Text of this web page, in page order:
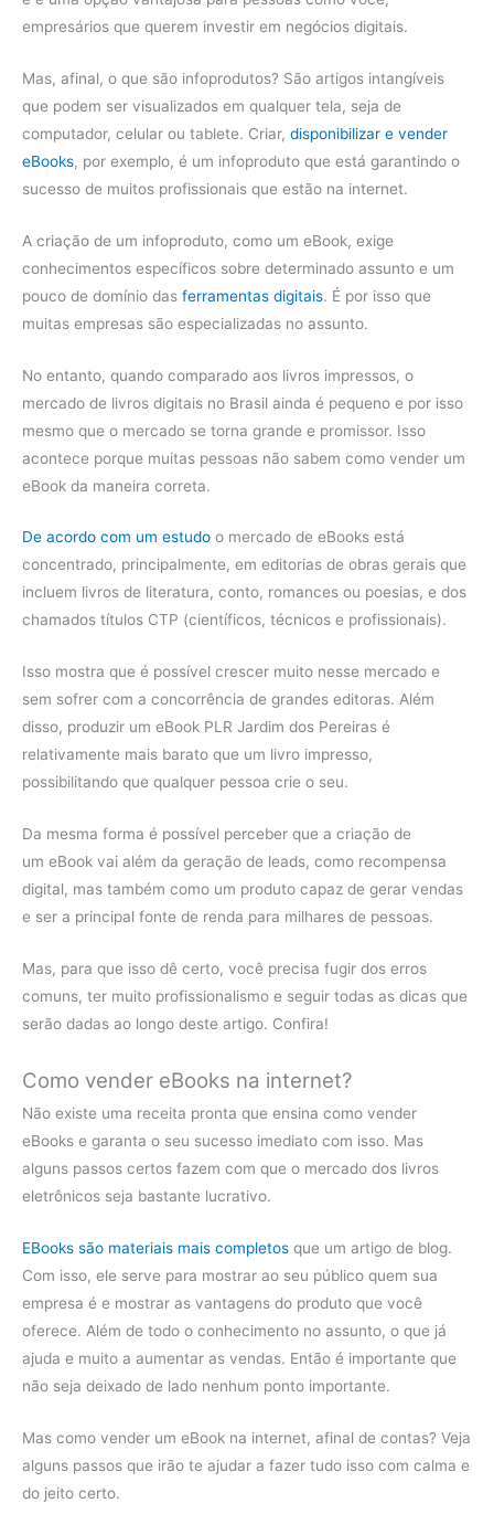
empresários que querem investir em negócios digitais.
Mas, afinal, o que são infoprodutos? São artigos intangíveis
que podem ser visualizados em qualquer tela, seja de
computador, celular ou tablete. Criar, disponibilizar e vender
eBooks, por exemplo, é um infoproduto que está garantindo o
sucesso de muitos profissionais que estão na internet.
A criação de um infoproduto, como um eBook, exige
conhecimentos específicos sobre determinado assunto e um
pouco de domínio das ferramentas digitais. É por isso que
muitas empresas são especializadas no assunto.
No entanto, quando comparado aos livros impressos, o
mercado de livros digitais no Brasil ainda é pequeno e por isso
mesmo que o mercado se torna grande e promissor. Isso
acontece porque muitas pessoas não sabem como vender um
eBook da maneira correta.
De acordo com um estudo o mercado de eBooks está
concentrado, principalmente, em editorias de obras gerais que
incluem livros de literatura, conto, romances ou poesias, e dos
chamados títulos CTP (científicos, técnicos e profissionais).
Isso mostra que é possível crescer muito nesse mercado e
sem sofrer com a concorrência de grandes editoras. Além
disso, produzir um eBook PLR Jardim dos Pereiras é
relativamente mais barato que um livro impresso,
possibilitando que qualquer pessoa crie o seu.
Da mesma forma é possível perceber que a criação de
um eBook vai além da geração de leads, como recompensa
digital, mas também como um produto capaz de gerar vendas
e ser a principal fonte de renda para milhares de pessoas.
Mas, para que isso dê certo, você precisa fugir dos erros
comuns, ter muito profissionalismo e seguir todas as dicas que
serão dadas ao longo deste artigo. Confira!
Como vender eBooks na internet?
Não existe uma receita pronta que ensina como vender
eBooks e garanta o seu sucesso imediato com isso. Mas
alguns passos certos fazem com que o mercado dos livros
eletrônicos seja bastante lucrativo.
EBooks são materiais mais completos que um artigo de blog.
Com isso, ele serve para mostrar ao seu público quem sua
empresa é e mostrar as vantagens do produto que você
oferece. Além de todo o conhecimento no assunto, o que já
ajuda e muito a aumentar as vendas. Então é importante que
não seja deixado de lado nenhum ponto importante.
Mas como vender um eBook na internet, afinal de contas? Veja
alguns passos que irão te ajudar a fazer tudo isso com calma e
do jeito certo.